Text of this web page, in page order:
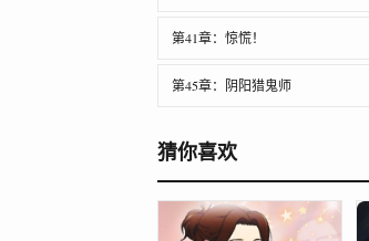
第41章：惊慌！
第45章：阴阳猎鬼师
猜你喜欢